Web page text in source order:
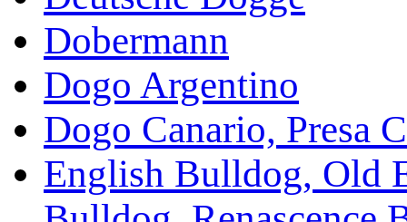
Dobermann
Dogo Argentino
Dogo Canario, Presa
English Bulldog, Old